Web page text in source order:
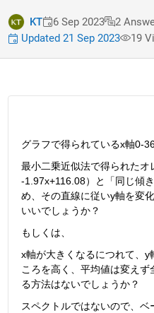
KT 6 Sep 2023 2
Updated 21 Sep 2023
19
グラフで得られているx軸0-
最小二乗近似法で得られたオ
-1.97x+116.08）と「同じ傾
め、その直線に従いy軸を変
いいでしょうか？
もしくは、
x軸が大きくなるにつれて、y
ころを高く、平均値は変え
る方法はないでしょうか？
スペクトルではないので、